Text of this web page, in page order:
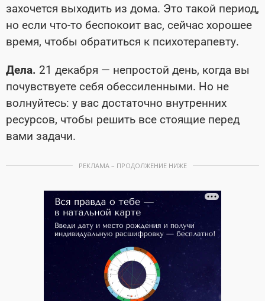
захочется выходить из дома. Это такой период,
но если что-то беспокоит вас, сейчас хорошее
время, чтобы обратиться к психотерапевту.
Дела. 21 декабря — непростой день, когда вы
почувствуете себя обессиленными. Но не
волнуйтесь: у вас достаточно внутренних
ресурсов, чтобы решить все стоящие перед
вами задачи.
РЕКЛАМА – ПРОДОЛЖЕНИЕ НИЖЕ